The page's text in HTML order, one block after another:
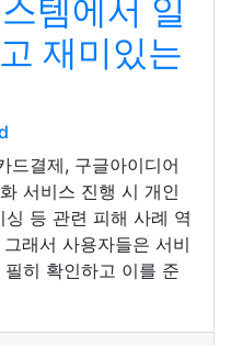
템에서 일
재미있는
드결제, 구글아이디어
서비스 진행 시 개인
등 관련 피해 사례 역
래서 사용자들은 서비
히 확인하고 이를 준